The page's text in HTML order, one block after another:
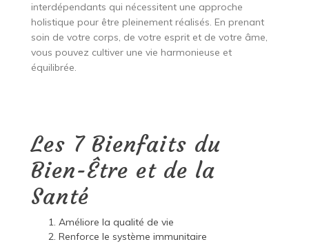
interdépendants qui nécessitent une approche
holistique pour être pleinement réalisés. En prenant
soin de votre corps, de votre esprit et de votre âme,
vous pouvez cultiver une vie harmonieuse et
équilibrée.
Les 7 Bienfaits du
Bien-Être et de la
Santé
Améliore la qualité de vie
Renforce le système immunitaire